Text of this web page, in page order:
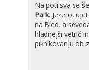
Na poti sva se
Park. Jezero,
na Bled, a
hladnejši vetrič
piknikovanju ob